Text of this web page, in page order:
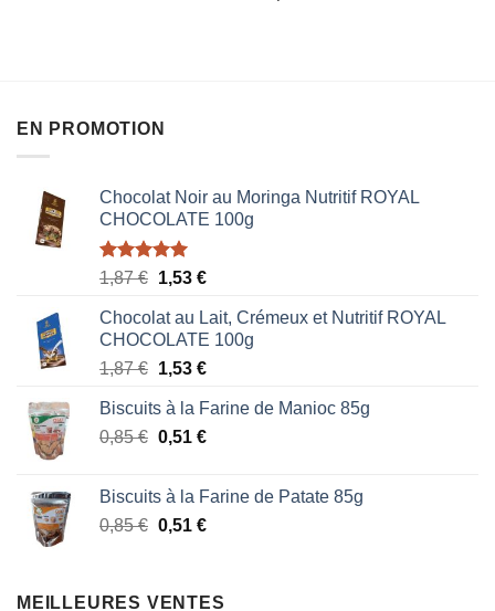
EN PROMOTION
Chocolat Noir au Moringa Nutritif ROYAL
CHOCOLATE 100g
Note5.00
1,87€ Le
initial
était :
1,87 €.
1,53 €Le
actuel
est :
1,53 €.
Chocolat au Lait, Crémeux et Nutritif ROYAL
CHOCOLATE 100g
1,87€ Le
initial
était :
1,53 €Le
actuel
est :
Biscuits à la Farine de Manioc 85g
0,85€ Le
était :
0,85 €.
0,51 €Le
est :
0,51 €.
Biscuits à la Farine de Patate 85g
0,85€ Le
était :
0,51 €Le
est :
MEILLEURES VENTES